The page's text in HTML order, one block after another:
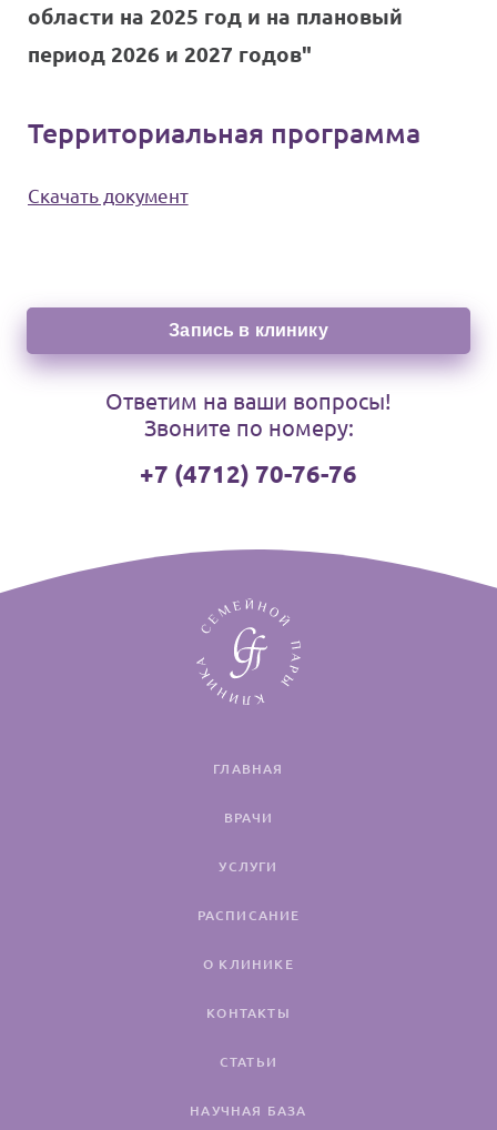
области на 2025 год и на плановый
период 2026 и 2027 годов"
Территориальная программа
Скачать документ
Запись в клинику
Ответим на ваши вопросы!
Звоните по номеру:
+7 (4712) 70-76-76
ГЛАВНАЯ
ВРАЧИ
УСЛУГИ
РАСПИСАНИЕ
О КЛИНИКЕ
КОНТАКТЫ
СТАТЬИ
НАУЧНАЯ БАЗА